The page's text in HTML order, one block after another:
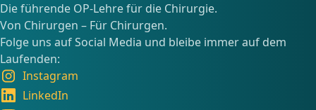
Die führende OP-Lehre für die Chirurgie.
Von Chirurgen – Für Chirurgen.
Folge uns auf Social Media und bleibe immer auf dem
Laufenden:
Instagram
LinkedIn